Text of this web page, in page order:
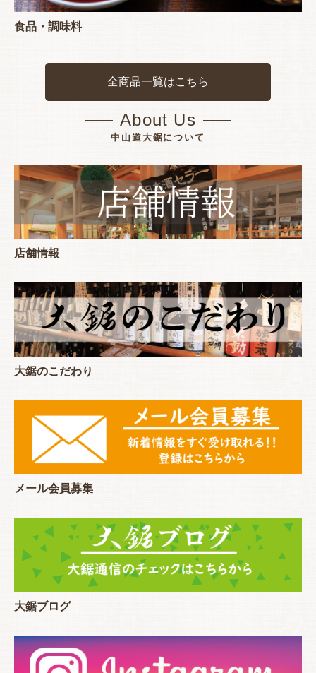
食品・調味料
全商品一覧はこちら
About Us
中山道大鋸について
店舗情報
大鋸のこだわり
メール会員募集
大鋸ブログ